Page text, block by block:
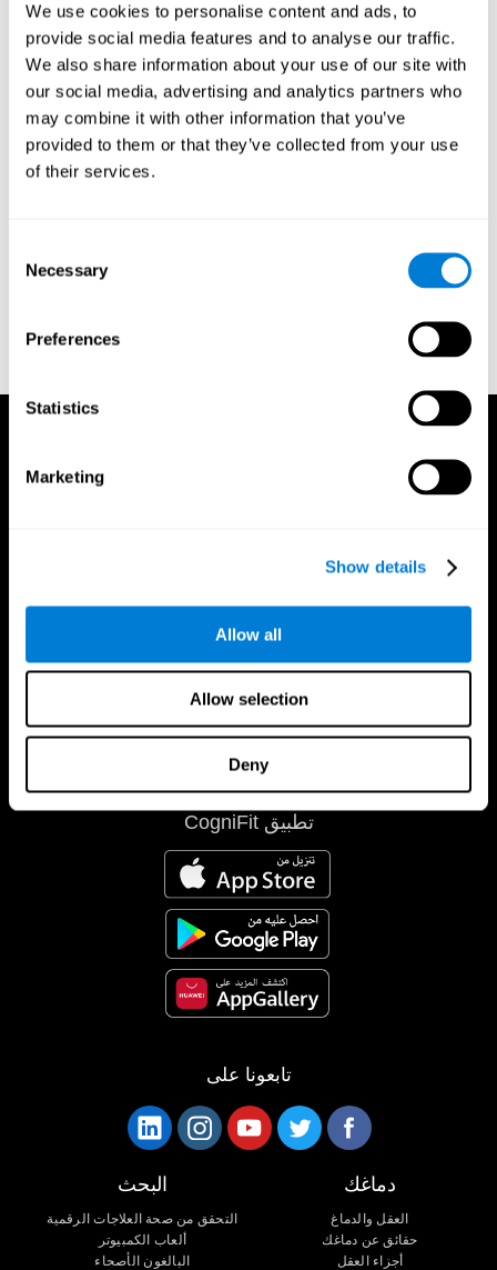
We use cookies to personalise content and ads, to
provide social media features and to analyse our traffic.
We also share information about your use of our site with
our social media, advertising and analytics partners who
may combine it with other information that you’ve
provided to them or that they’ve collected from your use
of their services.
Selection
Necessary
Preferences
Statistics
Marketing
Show details
Allow all
Allow selection
Deny
الرياضيين
تطبيق CogniFit
تابعونا على
دماغك
العقل والدماغ
حقائق عن دماغك
أجزاء العقل
البحث
التحقق من صحة العلاجات الرقمية
ألعاب الكمبيوتر
البالغون الأصحاء